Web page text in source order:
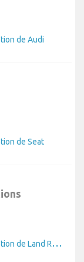
de Audi
de Seat
V
oir les voitures de location de Land Rover